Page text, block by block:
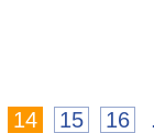
14 15 16